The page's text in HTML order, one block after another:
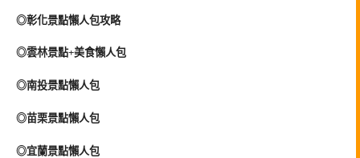
◎彰化景點懶人包攻略
◎雲林景點+美食懶人包
◎南投景點懶人包
◎苗栗景點懶人包
◎宜蘭景點懶人包